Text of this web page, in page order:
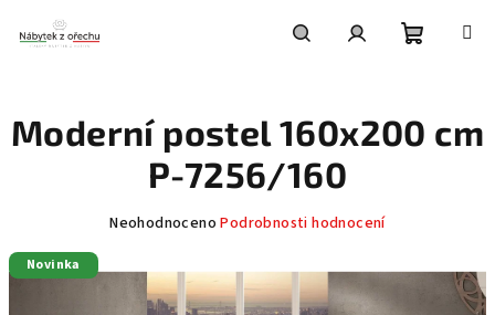
obsah
košík
Moderní postel 160x200 cm
P-7256/160
Průměrné
produktu
Neohodnoceno Podrobnosti hodnocení
Novinka